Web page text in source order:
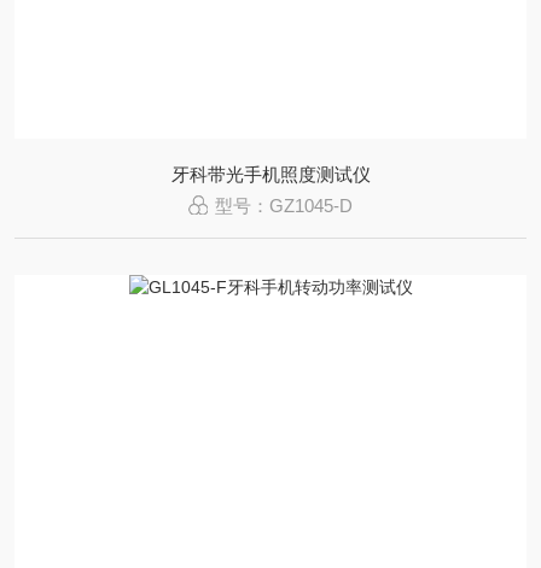
牙科带光手机照度测试仪
型号：GZ1045-D